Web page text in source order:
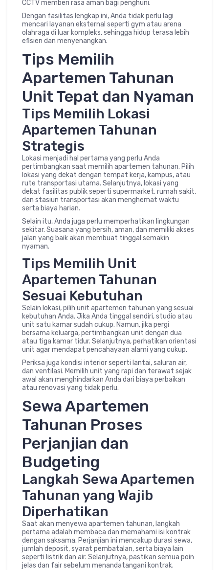
CCTV memberi rasa aman bagi penghuni.
Dengan fasilitas lengkap ini, Anda tidak perlu lagi
mencari layanan eksternal seperti gym atau arena
olahraga di luar kompleks, sehingga hidup terasa lebih
efisien dan menyenangkan.
Tips Memilih
Apartemen Tahunan
Unit Tepat dan Nyaman
Tips Memilih Lokasi
Apartemen Tahunan
Strategis
Lokasi menjadi hal pertama yang perlu Anda
pertimbangkan saat memilih apartemen tahunan. Pilih
lokasi yang dekat dengan tempat kerja, kampus, atau
rute transportasi utama. Selanjutnya, lokasi yang
dekat fasilitas publik seperti supermarket, rumah sakit,
dan stasiun transportasi akan menghemat waktu
serta biaya harian.
Selain itu, Anda juga perlu memperhatikan lingkungan
sekitar. Suasana yang bersih, aman, dan memiliki akses
jalan yang baik akan membuat tinggal semakin
nyaman.
Tips Memilih Unit
Apartemen Tahunan
Sesuai Kebutuhan
Selain lokasi, pilih unit apartemen tahunan yang sesuai
kebutuhan Anda. Jika Anda tinggal sendiri, studio atau
unit satu kamar sudah cukup. Namun, jika pergi
bersama keluarga, pertimbangkan unit dengan dua
atau tiga kamar tidur. Selanjutnya, perhatikan orientasi
unit agar mendapat pencahayaan alami yang cukup.
Periksa juga kondisi interior seperti lantai, saluran air,
dan ventilasi. Memilih unit yang rapi dan terawat sejak
awal akan menghindarkan Anda dari biaya perbaikan
atau renovasi yang tidak perlu.
Sewa Apartemen
Tahunan Proses
Perjanjian dan
Budgeting
Langkah Sewa Apartemen
Tahunan yang Wajib
Diperhatikan
Saat akan menyewa apartemen tahunan, langkah
pertama adalah membaca dan memahami isi kontrak
dengan saksama. Perjanjian ini mencakup durasi sewa,
jumlah deposit, syarat pembatalan, serta biaya lain
seperti listrik dan air. Selanjutnya, pastikan semua poin
jelas dan fair sebelum menandatangani kontrak.